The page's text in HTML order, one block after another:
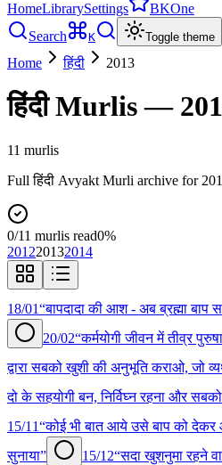
HomeLibrarySettings
BKOne
Search
K Toggle theme
Home हिंदी 2013
हिंदीMurlis —
11 murlis
Fullहिंदी Avyakt Murli archive for
0/11 murlis read0%
201220132014
18/01“बापदादा की आश - अब ब्रह्मा
20/02“कर्मयोगी जीवन में तीव्र
द्वारा सबको खुशी की अनुभूति कराओ, जो
दो के सहयोगी बन, निर्विघ्न रहना और
15/11“कोई भी बात आये उसे बाप को देकर
सुनाया”
15/12“सदा खुशनुमा रहने